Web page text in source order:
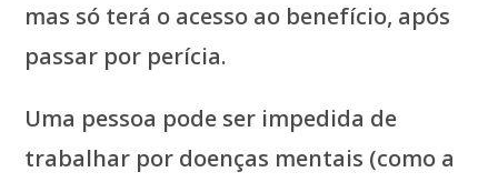
mas só terá o acesso ao benefício, após
passar por perícia.
Uma pessoa pode ser impedida de
trabalhar por doenças mentais (como a